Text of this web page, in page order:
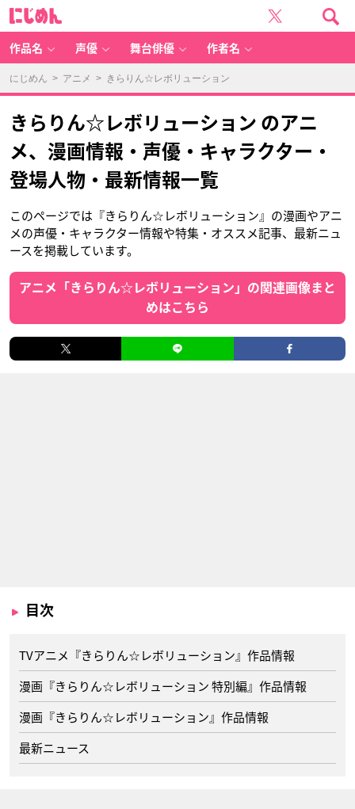
作品名 声優 舞台俳優 作者名
にじめん > アニメ > きらりん☆レボリューション
きらりん☆レボリューション のアニ
メ、漫画情報・声優・キャラクター・
登場人物・最新情報一覧
このページでは『きらりん☆レボリューション』の漫画やアニ
メの声優・キャラクター情報や特集・オススメ記事、最新ニュ
ースを掲載しています。
アニメ「きらりん☆レボリューション」の関連画像まと
めはこちら
目次
TVアニメ『きらりん☆レボリューション』作品情報
漫画『きらりん☆レボリューション 特別編』作品情報
漫画『きらりん☆レボリューション』作品情報
最新ニュース